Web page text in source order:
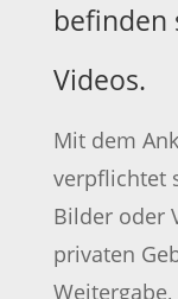
befinden
Videos.
Mit dem
verpflichtet
Bilder oder
privaten